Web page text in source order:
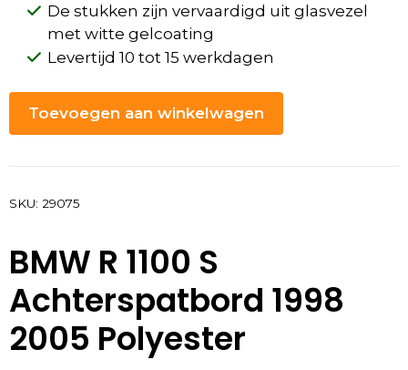
De stukken zijn vervaardigd uit glasvezel
met witte gelcoating
Levertijd 10 tot 15 werkdagen
Toevoegen aan winkelwagen
SKU: 29075
BMW R 1100 S
Achterspatbord 1998
2005 Polyester